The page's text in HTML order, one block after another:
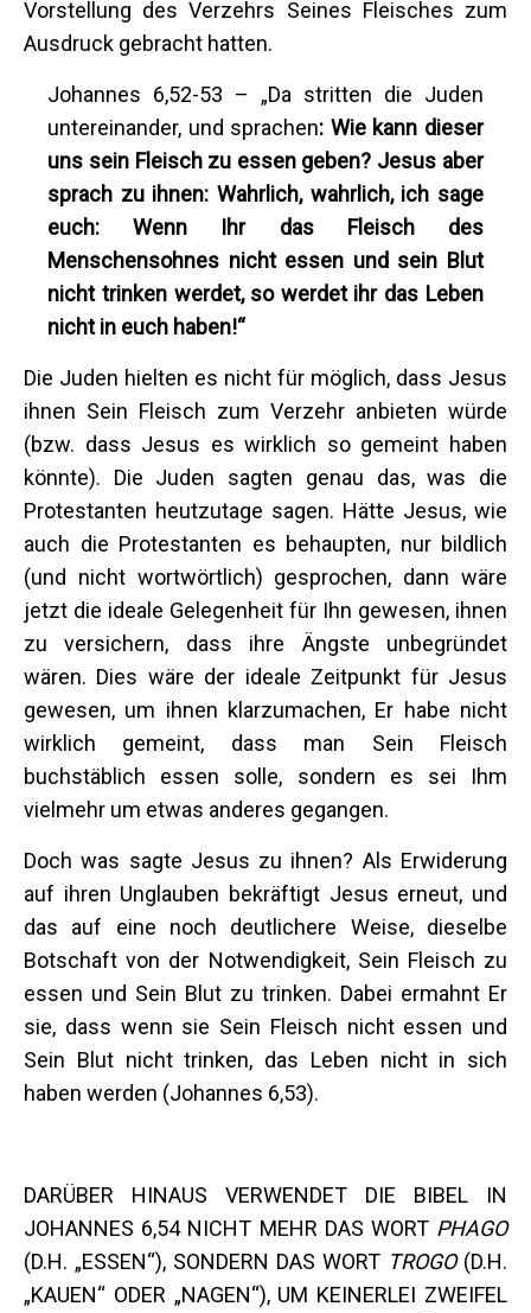
Vorstellung des Verzehrs Seines Fleisches zum
Ausdruck gebracht hatten.
Johannes 6,52-53 – „Da stritten die Juden
untereinander, und sprachen: Wie kann dieser
uns sein Fleisch zu essen geben? Jesus aber
sprach zu ihnen: Wahrlich, wahrlich, ich sage
euch: Wenn Ihr das Fleisch des
Menschensohnes nicht essen und sein Blut
nicht trinken werdet, so werdet ihr das Leben
nicht in euch haben!“
Die Juden hielten es nicht für möglich, dass Jesus
ihnen Sein Fleisch zum Verzehr anbieten würde
(bzw. dass Jesus es wirklich so gemeint haben
könnte). Die Juden sagten genau das, was die
Protestanten heutzutage sagen. Hätte Jesus, wie
auch die Protestanten es behaupten, nur bildlich
(und nicht wortwörtlich) gesprochen, dann wäre
jetzt die ideale Gelegenheit für Ihn gewesen, ihnen
zu versichern, dass ihre Ängste unbegründet
wären. Dies wäre der ideale Zeitpunkt für Jesus
gewesen, um ihnen klarzumachen, Er habe nicht
wirklich gemeint, dass man Sein Fleisch
buchstäblich essen solle, sondern es sei Ihm
vielmehr um etwas anderes gegangen.
Doch was sagte Jesus zu ihnen? Als Erwiderung
auf ihren Unglauben bekräftigt Jesus erneut, und
das auf eine noch deutlichere Weise, dieselbe
Botschaft von der Notwendigkeit, Sein Fleisch zu
essen und Sein Blut zu trinken. Dabei ermahnt Er
sie, dass wenn sie Sein Fleisch nicht essen und
Sein Blut nicht trinken, das Leben nicht in sich
haben werden (Johannes 6,53).
DARÜBER HINAUS VERWENDET DIE BIBEL IN
JOHANNES 6,54 NICHT MEHR DAS WORT PHAGO
(D.H. „ESSEN“), SONDERN DAS WORT TROGO(D.H.
„KAUEN“ ODER „NAGEN“), UM KEINERLEI ZWEIFEL